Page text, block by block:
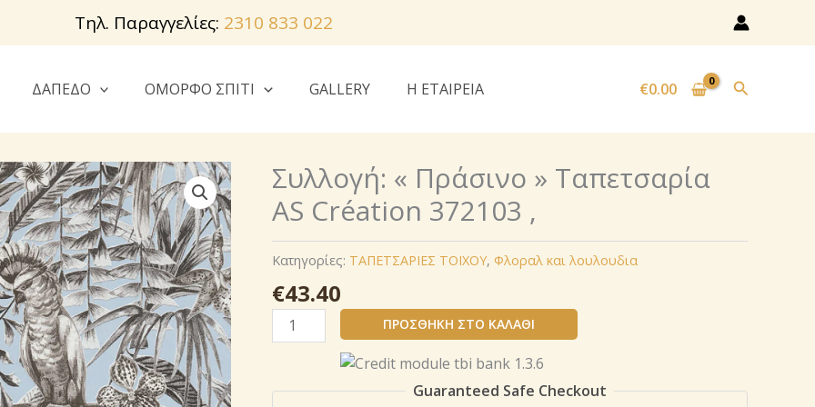
Τηλ. Παραγγελίες: 2310 833 022
ΔΑΠΕΔΟ ΟΜΟΡΦΟ ΣΠΙΤΙ GALLERY Η ΕΤΑΙΡΕΙΑ €0.00
Συλλογή: « Πράσινο » Ταπετσαρία
AS Création 372103 ,
Κατηγορίες: ΤΑΠΕΤΣΑΡΙΕΣ ΤΟΙΧΟΥ, Φλοραλ και λουλουδια
€43.40
Συλλογή:
«
»
ΠΡΟΣΘΉΚΗ ΣΤΟ ΚΑΛΆΘΙ
Guaranteed Safe Checkout